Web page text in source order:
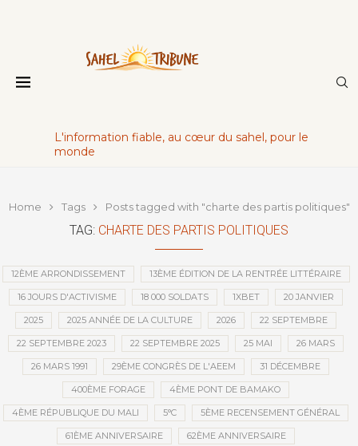
L'information fiable, au cœur du sahel, pour le
monde
Home Tags Posts tagged with "charte des partis politiques"
TAG: CHARTE DES PARTIS POLITIQUES
12ÈME ARRONDISSEMENT 13ÈME ÉDITION DE LA RENTRÉE LITTÉRAIRE
16 JOURS D'ACTIVISME 18 000 SOLDATS 1XBET 20 JANVIER
2025 2025 ANNÉE DE LA CULTURE 2026 22 SEPTEMBRE
22 SEPTEMBRE 2023 22 SEPTEMBRE 2025 25 MAI 26 MARS
26 MARS 1991 29ÈME CONGRÈS DE L'AEEM 31 DÉCEMBRE
400ÈME FORAGE 4ÈME PONT DE BAMAKO
4ÈME RÉPUBLIQUE DU MALI 5°C 5ÈME RECENSEMENT GÉNÉRAL
61ÈME ANNIVERSAIRE 62ÈME ANNIVERSAIRE